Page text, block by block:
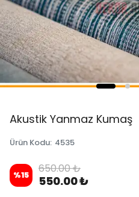
Akustik Yanmaz Kumaş
Ürün Kodu: 4535
%15 650.00 ₺
550.00 ₺